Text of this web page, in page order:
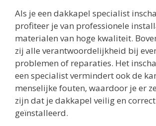
Als je een dakkapel specialist
profiteer je van professionele
materialen van hoge kwaliteit.
zij alle verantwoordelijkheid bij
problemen of reparaties. Het
een specialist vermindert ook de
menselijke fouten, waardoor je er
zijn dat je dakkapel veilig en
geïnstalleerd.